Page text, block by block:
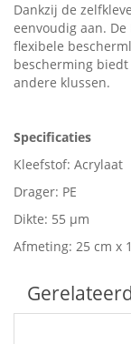
Dankzij de
eenvoudig aan.
flexibele
bescherming
andere klussen.
Specificaties
Kleefstof: Acrylaat
Drager: PE
Dikte: 55 µm
Afmeting: 25 cm x